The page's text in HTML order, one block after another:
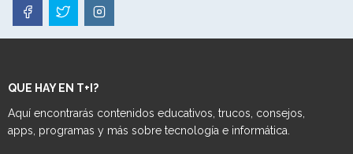
QUE HAY EN T+I?
Aquí encontrarás contenidos educativos, trucos, consejos,
apps, programas y más sobre tecnología e informática.